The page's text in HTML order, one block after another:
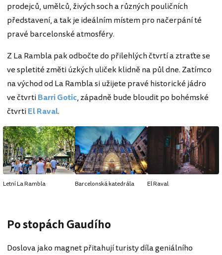
prodejců, umělců, živých soch a různých pouličních
představení, a tak je ideálním místem pro načerpání té
pravé barcelonské atmosféry.
Z La Rambla pak odbočte do přilehlých čtvrtí a ztraťte se
ve spletité změti úzkých uliček klidně na půl dne. Zatímco
na východ od La Rambla si užijete pravé historické jádro
ve čtvrtiBarri Gotic, západně bude bloudit po bohémské
čtvrtiEl Raval.
Letní La Rambla Barcelonská katedrála El Raval
Po stopách Gaudího
Doslova jako magnet přitahují turisty díla geniálního